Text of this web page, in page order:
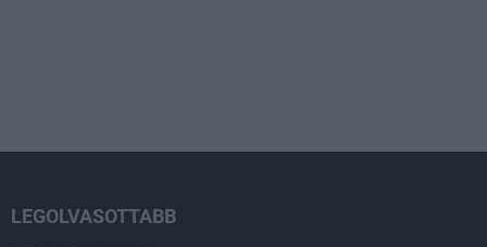
LEGOLVASOTTABB